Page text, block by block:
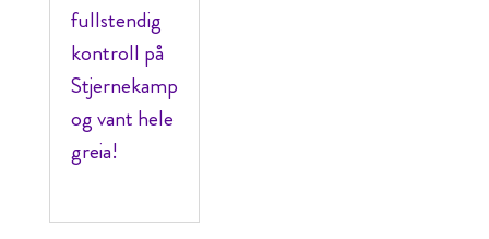
fullstendig
kontroll på
Stjernekamp
og vant hele
greia!